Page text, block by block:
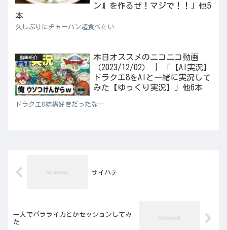
ン』を作るぜ！マジで！！」他5
本
久しぶりにチャーハン超食べたい
動画紹介
本日オススメのニコニコ動画
（2023/12/02） | 「【AI実況】
ドラクエ8をAIと一緒に実況して
みた【ゆっくり実況】」他6本
ドラクエ8結構好きだったなー
サイハテ
一人でバラライカとかセッションしてみ
た